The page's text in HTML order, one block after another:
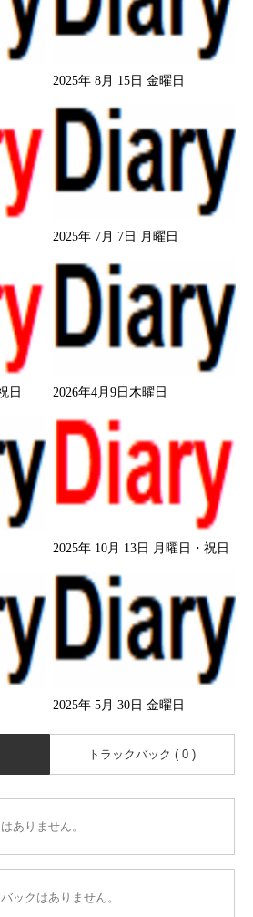
2025年 8月 15日 金曜日
2025年 7月 7日 月曜日
日 2026年4月9日木曜日
2025年 10月 13日 月曜日・祝日
2025年 5月 30日 金曜日
トラックバック ( 0 )
ありません。
ックはありません。